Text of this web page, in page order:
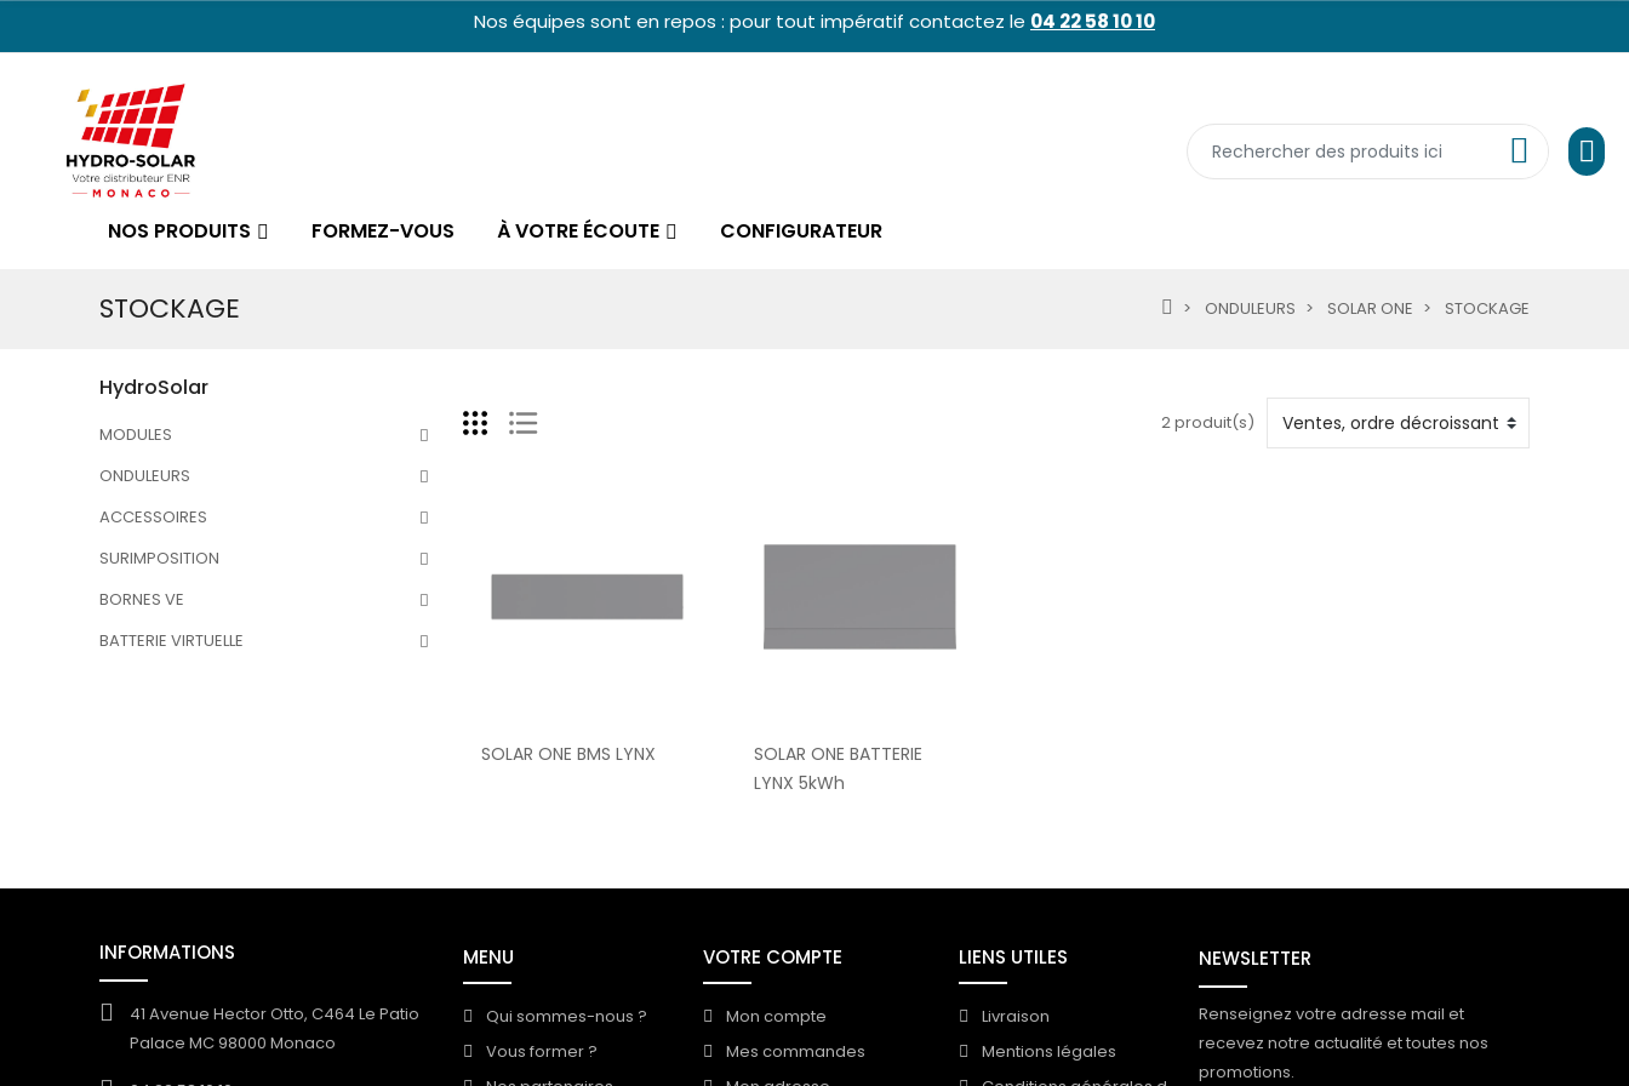
Nos équipes sont en repos : pour tout impératif contactez le 04 22 58 10 10
NOS PRODUITS FORMEZ-VOUS À VOTRE ÉCOUTE CONFIGURATEUR
STOCKAGE ONDULEURS SOLAR ONE STOCKAGE
HydroSolar
MODULES
ONDULEURS
ACCESSOIRES
SURIMPOSITION
BORNES VE
BATTERIE VIRTUELLE
2 produit(s)
SOLAR ONE BMS LYNX
SOLAR ONE BATTERIE
LYNX 5kWh
INFORMATIONS
41 Avenue Hector Otto, C464 Le Patio
Palace MC 98000 Monaco
MENU
Qui sommes-nous ?
Vous former ?
VOTRE COMPTE
Mon compte
Mes commandes
LIENS UTILES
Livraison
Mentions légales
NEWSLETTER
Renseignez votre adresse mail et
recevez notre actualité et toutes nos
promotions.